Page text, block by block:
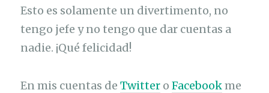
Esto es solamente un divertimento, no
tengo jefe y no tengo que dar cuentas a
nadie. ¡Qué felicidad!
En mis cuentas deTwitter oFacebookme